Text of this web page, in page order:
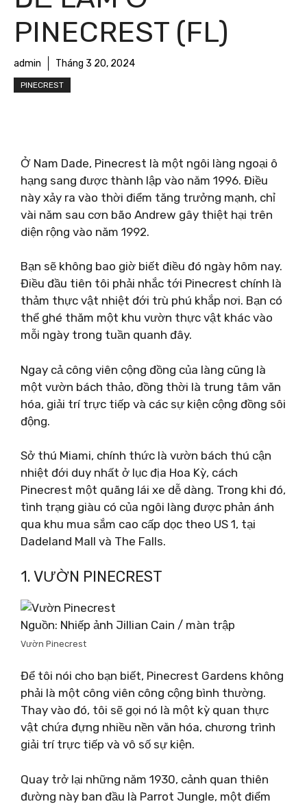
PINECREST (FL)
admin Tháng 3 20, 2024
PINECREST
Ở Nam Dade, Pinecrest là một ngôi làng ngoại ô
hạng sang được thành lập vào năm 1996. Điều
này xảy ra vào thời điểm tăng trưởng mạnh, chỉ
vài năm sau cơn bão Andrew gây thiệt hại trên
diện rộng vào năm 1992.
Bạn sẽ không bao giờ biết điều đó ngày hôm nay.
Điều đầu tiên tôi phải nhắc tới Pinecrest chính là
thảm thực vật nhiệt đới trù phú khắp nơi. Bạn có
thể ghé thăm một khu vườn thực vật khác vào
mỗi ngày trong tuần quanh đây.
Ngay cả công viên cộng đồng của làng cũng là
một vườn bách thảo, đồng thời là trung tâm văn
hóa, giải trí trực tiếp và các sự kiện cộng đồng sôi
động.
Sở thú Miami, chính thức là vườn bách thú cận
nhiệt đới duy nhất ở lục địa Hoa Kỳ, cách
Pinecrest một quãng lái xe dễ dàng. Trong khi đó,
tình trạng giàu có của ngôi làng được phản ánh
qua khu mua sắm cao cấp dọc theo US 1, tại
Dadeland Mall và The Falls.
1. VƯỜN PINECREST
Nguồn: Nhiếp ảnh Jillian Cain / màn trập
Vườn Pinecrest
Để tôi nói cho bạn biết, Pinecrest Gardens không
phải là một công viên công cộng bình thường.
Thay vào đó, tôi sẽ gọi nó là một kỳ quan thực
vật chứa đựng nhiều nền văn hóa, chương trình
giải trí trực tiếp và vô số sự kiện.
Quay trở lại những năm 1930, cảnh quan thiên
đường này ban đầu là Parrot Jungle, một điểm